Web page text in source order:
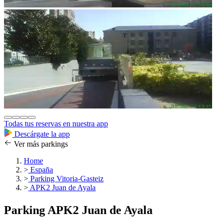
Todas tus reservas en nuestra app
Descárgate la app
Ver más parkings
Home
> España
> Parking Vitoria-Gasteiz
> APK2 Juan de Ayala
Parking APK2 Juan de Ayala